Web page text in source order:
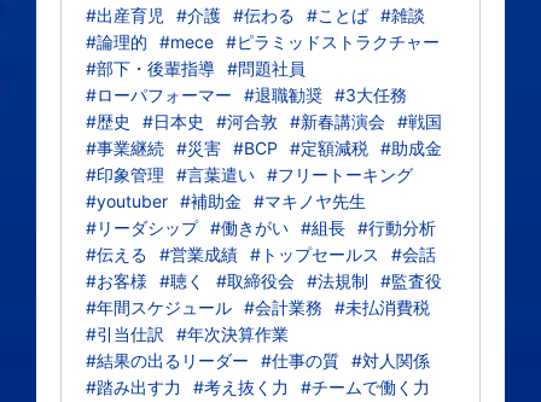
#出産育児
#介護 #伝わる #ことば #雑談
#論理的
#mece #ピラミッドストラクチャー
#部下・後輩指導 #問題社員
#ローパフォーマー
#退職勧奨 #3大任務
#歴史
#日本史 #河合敦 #新春講演会 #戦国
#事業継続 #災害 #BCP #定額減税 #助成金
#印象管理
#言葉遣い #フリートーキング
#youtuber #補助金
#マキノヤ先生
#リーダシップ #働きがい #組長 #行動分析
#伝える
#営業成績 #トップセールス
#会話
#お客様
#聴く #取締役会 #法規制
#監査役
#年間スケジュール #会計業務
#未払消費税
#引当仕訳
#年次決算作業
#結果の出るリーダー
#仕事の質 #対人関係
#踏み出す力
#考え抜く力
#チームで働く力